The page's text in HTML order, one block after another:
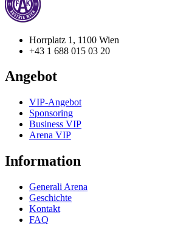
Horrplatz 1, 1100 Wien
+43 1 688 015 03 20
Angebot
VIP-Angebot
Sponsoring
Business VIP
Arena VIP
Information
Generali Arena
Geschichte
Kontakt
FAQ